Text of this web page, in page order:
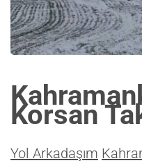
Korsan
Yol Arkadaşım